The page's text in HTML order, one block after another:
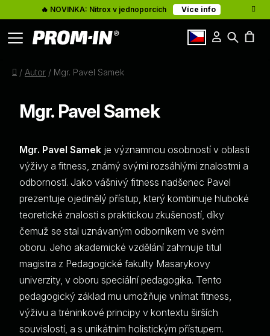
🔥 NOVINKA: Nitrox v jednoporcích Více info
Přihlášení
Hledat
Domů
/ Autor / Mgr. Pavel Samek
Mgr. Pavel Samek
Mgr. Pavel Samek je významnou osobností v oblasti
výživy a fitness, známý svými rozsáhlými znalostmi a
odborností. Jako vášnivý fitness nadšenec Pavel
prezentuje ojedinělý přístup, který kombinuje hluboké
teoretické znalosti s praktickou zkušeností, díky
čemuž se stal uznávaným odborníkem ve svém
oboru. Jeho akademické vzdělání zahrnuje titul
magistra z Pedagogické fakulty Masarykovy
univerzity, v oboru speciální pedagogika. Tento
pedagogický základ mu umožňuje vnímat fitness,
výživu a tréninkové principy v kontextu širších
souvislostí, a s unikátním holistickým přístupem.